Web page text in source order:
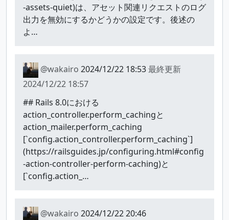
-assets-quiet)は、アセット関連リクエストのログ
出力を無効にするかどうかの設定です。後述の
よ…
@wakairo 2024/12/22 18:53最終更新
2024/12/22 18:57
## Rails 8.0における
action_controller.perform_cachingと
action_mailer.perform_caching
[`config.action_controller.perform_caching`]
(https://railsguides.jp/configuring.html#config
-action-controller-perform-caching)と
[`config.action_…
@wakairo 2024/12/22 20:46